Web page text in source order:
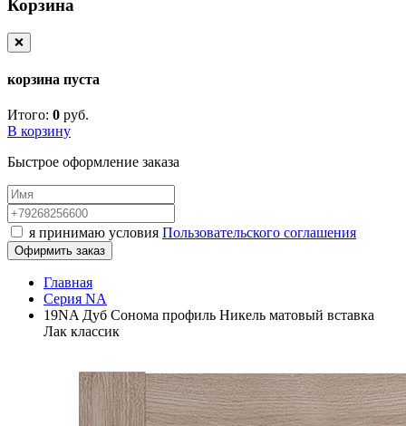
Корзина
❌
корзина пуста
Итого: 0 руб.
В корзину
Быстрое оформление заказа
я принимаю условия Пользовательского соглашения
Офирмить заказ
Главная
Серия NA
19NA Дуб Сонома профиль Никель матовый вставка
Лак классик